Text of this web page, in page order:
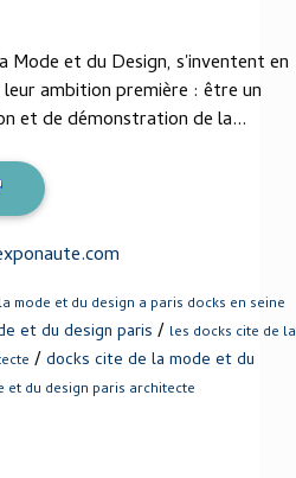
Mode et du Design, s'inventent en
ambition première : être un
et de démonstration de la...
mode et du design a paris docks en seine
et du design paris / les docks cite de la
/docks cite de la mode et du
et du design paris architecte